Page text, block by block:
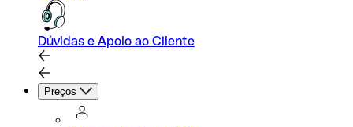
Dúvidas e Apoio ao Cliente
Preços